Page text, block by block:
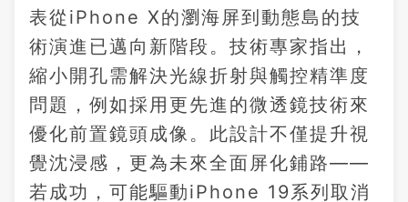
表從iPhone X的瀏海屏到動態島的技
術演進已邁向新階段。技術專家指出，
縮小開孔需解決光線折射與觸控精準度
問題，例如採用更先進的微透鏡技術來
優化前置鏡頭成像。此設計不僅提升視
覺沈浸感，更為未來全面屏化鋪路——
若成功，可能驅動iPhone 19系列取消